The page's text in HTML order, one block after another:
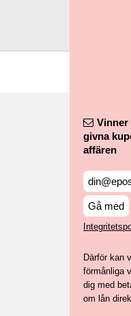
Vinner
givna
affären
Gå med
Därför kan
förmånliga
dig med
om lån